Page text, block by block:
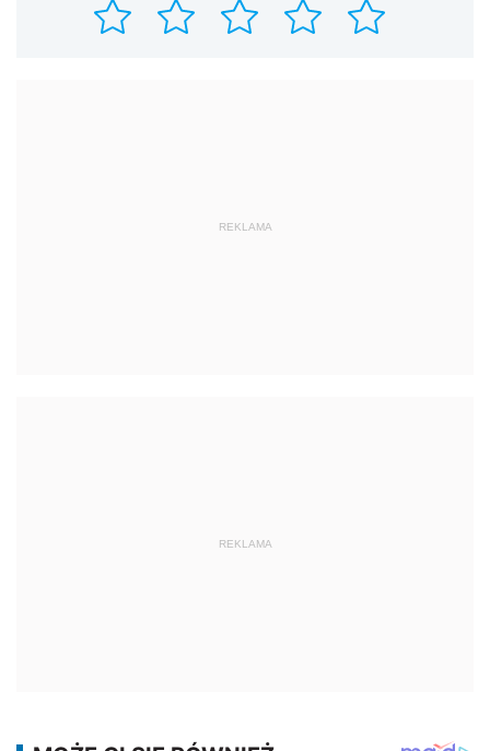
REKLAMA
REKLAMA